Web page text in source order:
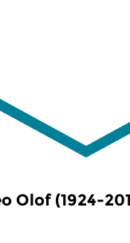
Olof (1924-